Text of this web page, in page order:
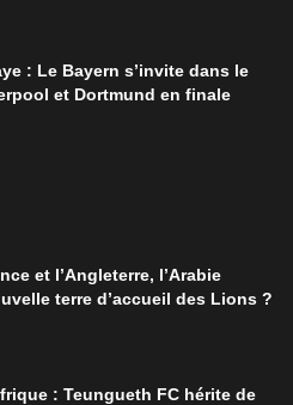
: Le Bayern s’invite dans le
et Dortmund en finale
et l’Angleterre, l’Arabie
terre d’accueil des Lions ?
: Teungueth FC hérite de